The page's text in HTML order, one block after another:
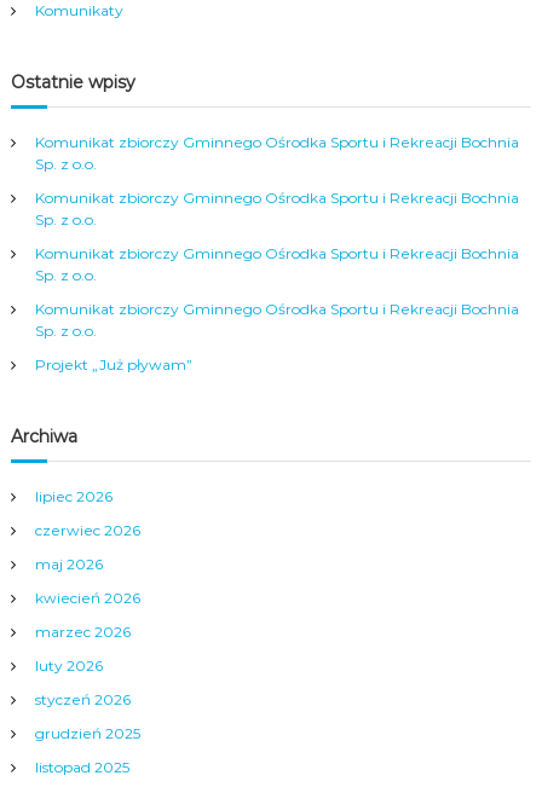
Komunikaty
Ostatnie wpisy
Komunikat zbiorczy Gminnego Ośrodka Sportu i Rekreacji Bochnia
Sp. z o.o.
Komunikat zbiorczy Gminnego Ośrodka Sportu i Rekreacji Bochnia
Sp. z o.o.
Komunikat zbiorczy Gminnego Ośrodka Sportu i Rekreacji Bochnia
Sp. z o.o.
Komunikat zbiorczy Gminnego Ośrodka Sportu i Rekreacji Bochnia
Sp. z o.o.
Projekt „Już pływam”
Archiwa
lipiec 2026
czerwiec 2026
maj 2026
kwiecień 2026
marzec 2026
luty 2026
styczeń 2026
grudzień 2025
listopad 2025